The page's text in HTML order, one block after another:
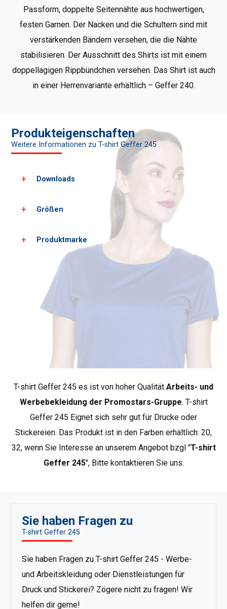
Passform, doppelte Seitennähte aus hochwertigen,
festen Garnen. Der Nacken und die Schultern sind mit
verstärkenden Bändern versehen, die die Nähte
stabilisieren. Der Ausschnitt des Shirts ist mit einem
doppellagigen Rippbündchen versehen. Das Shirt ist auch
in einer Herrenvariante erhältlich – Geffer 240.
Produkteigenschaften
Weitere Informationen zu T-shirt Geffer 245
Downloads
Laden Sie alle Produktbilder herunter
Laden Sie PDF-Karten herunter
Größen
Damengrößen* S
Wachstum
Brust
*ungefähre Maße +/- 2 cm
Produktmarke
Ekonomische Linie für Werbekleidung. Das beste Preis-
einfachen Angebot der beliebtesten Produkte, die
Komfort und Bequemlichkeit in jeder Situation
gewährleisten..Weitere Geffer-Produkte anzeigen
T-shirt Geffer 245 es ist von hoher Qualität Arbeits- und
Werbebekleidung der Promostars-Gruppe. T-shirt
Geffer 245 Eignet sich sehr gut für Drucke oder
Stickereien. Das Produkt ist in den Farben erhältlich: 20,
32, wenn Sie Interesse an unserem Angebot bzgl "T-shirt
Geffer 245", Bitte kontaktieren Sie uns.
Sie haben Fragen zu
T-shirt Geffer 245
Sie haben Fragen zu T-shirt Geffer 245 - Werbe-
und Arbeitskleidung oder Dienstleistungen für
Druck und Stickerei? Zögere nicht zu fragen! Wir
helfen dir gerne!